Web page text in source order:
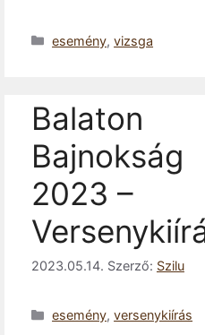
Kategória
esemény,vizsga
Balaton
Bajnokság
2023 –
2023.05.14. Szerző: Szilu
Kategória
esemény,versenykiírás